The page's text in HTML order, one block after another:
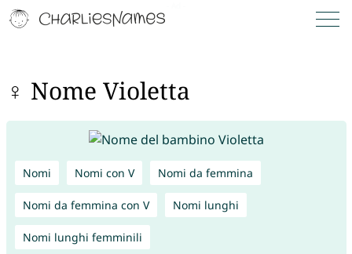
♀ Nome Violetta
Nomi Nomi con V Nomi da femmina
Nomi da femmina con V Nomi lunghi
Nomi lunghi femminili